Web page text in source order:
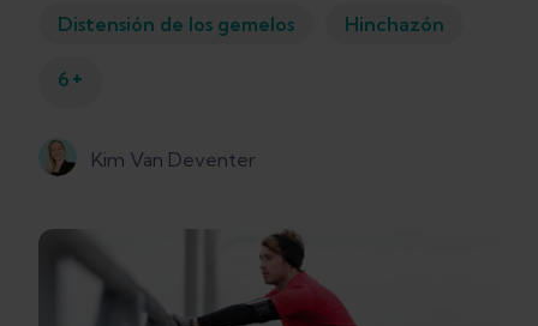
Distensión de los gemelos Hinchazón
6 +
Kim Van Deventer